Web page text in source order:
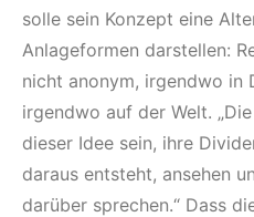
solle sein Konzept eine
Anlageformen darstellen:
nicht anonym, irgendwo in
irgendwo auf der Welt.
dieser Idee sein, ihre
daraus entsteht, ansehen
darüber sprechen.“ Dass